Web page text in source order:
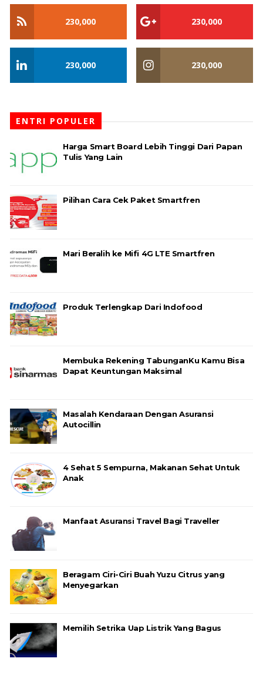
230,000 230,000
230,000 230,000
ENTRI POPULER
Harga Smart Board Lebih Tinggi Dari Papan
Tulis Yang Lain
Pilihan Cara Cek Paket Smartfren
Mari Beralih ke Mifi 4G LTE Smartfren
Produk Terlengkap Dari Indofood
Membuka Rekening TabunganKu Kamu Bisa
Dapat Keuntungan Maksimal
Masalah Kendaraan Dengan Asuransi
Autocillin
4 Sehat 5 Sempurna, Makanan Sehat Untuk
Anak
Manfaat Asuransi Travel Bagi Traveller
Beragam Ciri-Ciri Buah Yuzu Citrus yang
Menyegarkan
Memilih Setrika Uap Listrik Yang Bagus